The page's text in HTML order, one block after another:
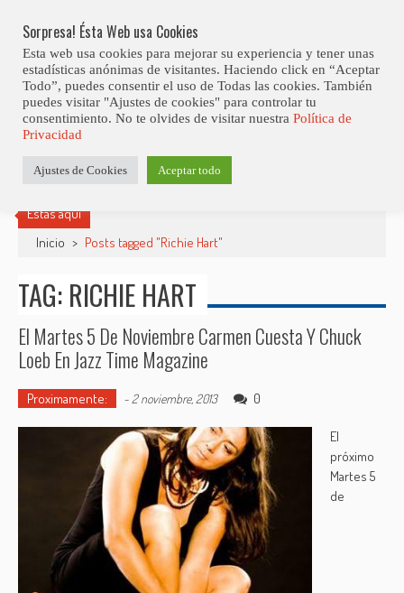
content
Club Contest.
Estás aquí
Inicio > Posts tagged "Richie Hart"
TAG: RICHIE HART
El Martes 5 De Noviembre Carmen Cuesta Y Chuck
Loeb En Jazz Time Magazine
Proximamente: - 2 noviembre, 2013 0
El
próximo
Martes 5
de
Sorpresa! Ésta Web usa Cookies
Esta web usa cookies para mejorar su experiencia y tener unas
estadísticas anónimas de visitantes. Haciendo click en “Aceptar
Todo”, puedes consentir el uso de Todas las cookies. También
puedes visitar "Ajustes de cookies" para controlar tu
consentimiento. No te olvides de visitar nuestra Política de
Privacidad
Ajustes de Cookies Aceptar todo